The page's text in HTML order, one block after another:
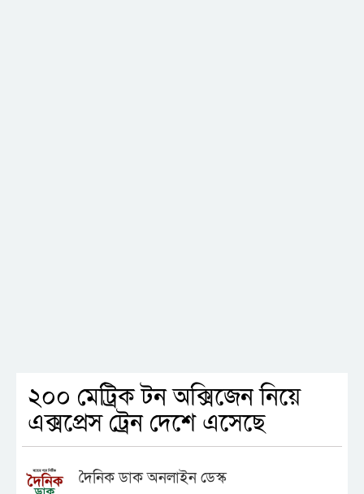
২০০ মেট্রিক টন অক্সিজেন নিয়ে
এক্সপ্রেস ট্রেন দেশে এসেছে
দৈনিক ডাক অনলাইন ডেস্ক